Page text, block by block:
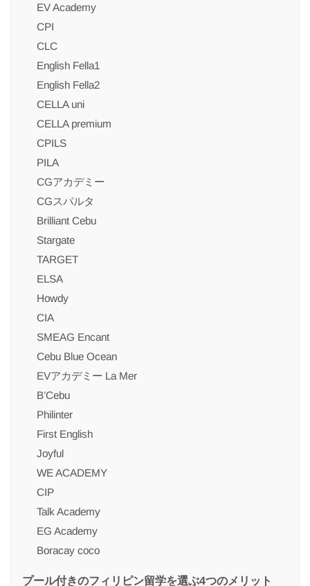
EV Academy
CPI
CLC
English Fella1
English Fella2
CELLA uni
CELLA premium
CPILS
PILA
CGアカデミー
CGスパルタ
Brilliant Cebu
Stargate
TARGET
ELSA
Howdy
CIA
SMEAG Encant
Cebu Blue Ocean
EVアカデミー La Mer
B’Cebu
Philinter
First English
Joyful
WE ACADEMY
CIP
Talk Academy
EG Academy
Boracay coco
プール付きのフィリピン留学を選ぶ4つのメリット